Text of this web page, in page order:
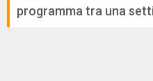
programma tra una